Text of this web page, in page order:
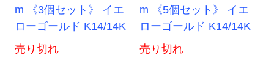
m 《3個セット》 イエ
ローゴールド K14/14K
売り切れ
m 《5個セット》 イエ
ローゴールド K14/14K
売り切れ